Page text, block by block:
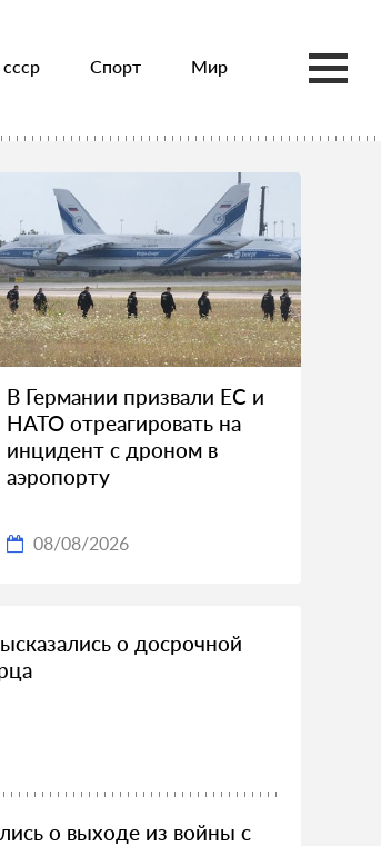
Спорт Мир
В Германии призвали ЕС и
НАТО отреагировать на
инцидент с дроном в
аэропорту
08/08/2026
о досрочной
о выходе из войны с